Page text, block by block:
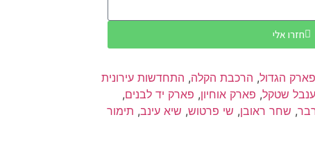
חזרו אלי
הגדול, הרכבת הקלה, התחדשות עירונית
ענבל שטקל, פארק אוחיון, פארק יד לבנים,
, שחר ראובן, שי פרטוש, שיא עינב, תימור